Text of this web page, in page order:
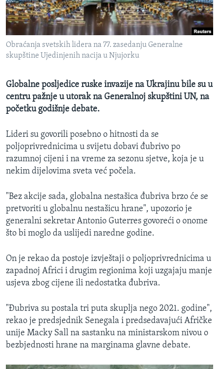
MAGAZIN
O GLASU AMERIKE
Learning English
PRATITE NAS
Obraćanja svetskih lidera na 77. zasedanju Generalne
skupštine Ujedinjenih nacija u Njujorku
Globalne posljedice ruske invazije na Ukrajinu bile su u
centru pažnje u utorak na Generalnoj skupštini UN, na
početku godišnje debate.
Lideri su govorili posebno o hitnosti da se
poljoprivrednicima u svijetu dobavi đubrivo po
razumnoj cijeni i na vreme za sezonu sjetve, koja je u
nekim dijelovima sveta već počela.
"Bez akcije sada, globalna nestašica đubriva brzo će se
pretvoriti u globalnu nestašicu hrane", upozorio je
generalni sekretar Antonio Guterres govoreći o onome
što bi moglo da uslijedi naredne godine.
On je rekao da postoje izvještaji o poljoprivrednicima u
zapadnoj Africi i drugim regionima koji uzgajaju manje
usjeva zbog cijene ili nedostatka đubriva.
"Đubriva su postala tri puta skuplja nego 2021. godine",
rekao je predsjednik Senegala i predsedavajući Afričke
unije Macky Sall na sastanku na ministarskom nivou o
bezbjednosti hrane na marginama glavne debate.